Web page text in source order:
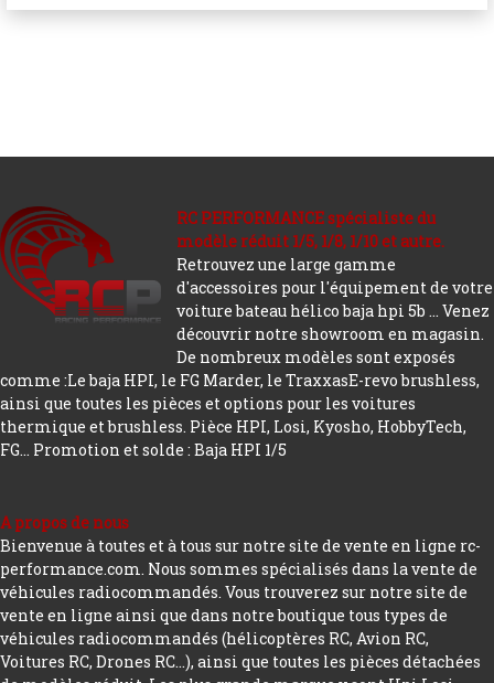
RC PERFORMANCE spécialiste du
modèle réduit 1/5, 1/8, 1/10 et autre.
Retrouvez une large gamme
d'accessoires pour l'équipement de votre
voiture bateau hélico baja hpi 5b ... Venez
découvrir notre showroom en magasin.
De nombreux modèles sont exposés
comme :Le baja HPI, le FG Marder, le TraxxasE-revo brushless,
ainsi que toutes les pièces et options pour les voitures
thermique et brushless. Pièce HPI, Losi, Kyosho, HobbyTech,
FG... Promotion et solde : Baja HPI 1/5
A propos de nous
Bienvenue à toutes et à tous sur notre site de vente en ligne rc-
performance.com. Nous sommes spécialisés dans la vente de
véhicules radiocommandés. Vous trouverez sur notre site de
vente en ligne ainsi que dans notre boutique tous types de
véhicules radiocommandés (hélicoptères RC, Avion RC,
Voitures RC, Drones RC…), ainsi que toutes les pièces détachées